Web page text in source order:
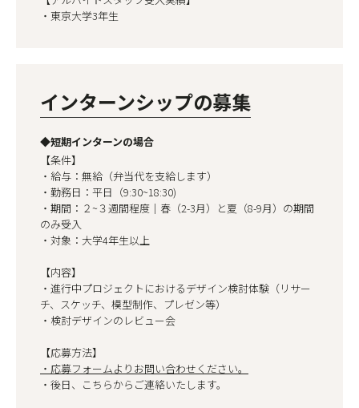
・東京大学3年生
インターンシップの募集
◆短期インターンの場合
【条件】
・給与：無給（弁当代を支給します）
・勤務日：平日（9:30~18:30)
・期間：２~３週間程度｜春（2-3月）と夏（8-9月）の期間
のみ受入
・対象：大学4年生以上
【内容】
・進行中プロジェクトにおけるデザイン検討体験（リサー
チ、スケッチ、模型制作、プレゼン等）
・検討デザインのレビュー会
【応募方法】
・応募フォームよりお問い合わせください。
・後日、こちらからご連絡いたします。